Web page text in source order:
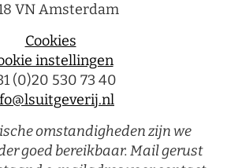
VN Amsterdam
Cookies
instellingen
(0)20 530 73 40
omstandigheden zijn we
goed bereikbaar. Mail gerust